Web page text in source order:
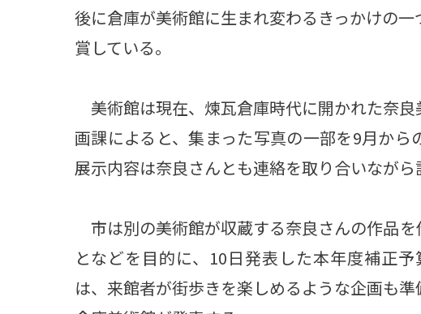
後に倉庫が美術館に生まれ変わるきっかけの
賞している。
美術館は現在、煉瓦倉庫時代に開かれた奈
画課によると、集まった写真の一部を9月から
展示内容は奈良さんとも連絡を取り合いながら
市は別の美術館が収蔵する奈良さんの作品
となどを目的に、10日発表した本年度補正
は、来館者が街歩きを楽しめるような企画も